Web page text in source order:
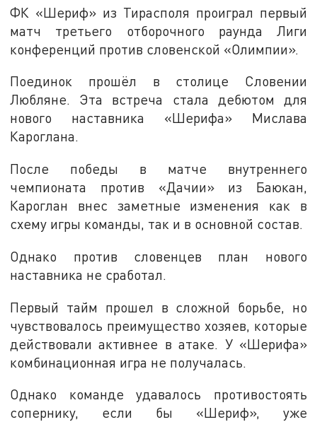
ФК «Шериф» из Тирасполя проиграл первый
матч третьего отборочного раунда Лиги
конференций против словенской «Олимпии».
Поединок прошёл в столице Словении
Любляне. Эта встреча стала дебютом для
нового наставника «Шерифа» Мислава
Кароглана.
После победы в матче внутреннего
чемпионата против «Дачии» из Баюкан,
Кароглан внес заметные изменения как в
схему игры команды, так и в основной состав.
Однако против словенцев план нового
наставника не сработал.
Первый тайм прошел в сложной борьбе, но
чувствовалось преимущество хозяев, которые
действовали активнее в атаке. У «Шерифа»
комбинационная игра не получалась.
Однако команде удавалось противостоять
сопернику, если бы «Шериф», уже